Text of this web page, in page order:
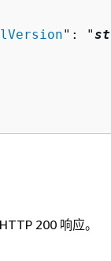
": "
200 响应。